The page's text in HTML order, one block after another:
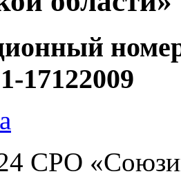
17122009
СРО